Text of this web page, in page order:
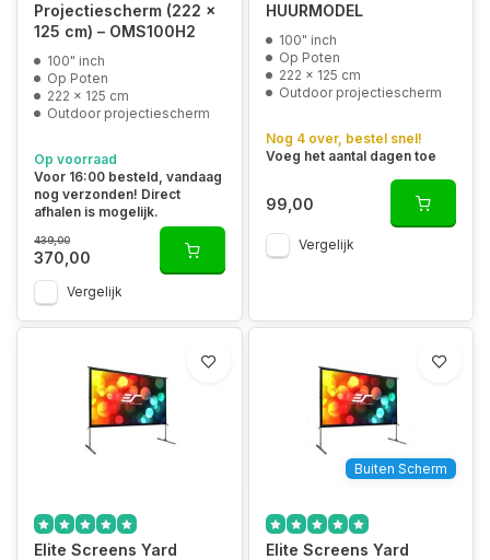
Projectiescherm (222 x
125 cm) – OMS100H2
100" inch
Op Poten
222 x 125 cm
Outdoor projectiescherm
Op voorraad
Voor 16:00 besteld, vandaag
nog verzonden! Direct
afhalen is mogelijk.
439,00
370,00
Vergelijk
HUURMODEL
100" inch
Op Poten
222 x 125 cm
Outdoor projectiescherm
Nog 4 over, bestel snel!
Voeg het aantal dagen toe
99,00
Vergelijk
Elite Screens Yard
Buiten Scherm
Elite Screens Yard